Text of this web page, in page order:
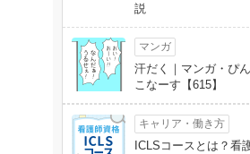
説
マンガ
汗だく｜マンガ・ぴ
こなーす【615】
キャリア・働き方
ICLSコースとは？看